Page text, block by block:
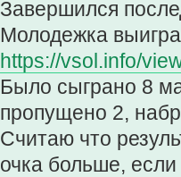
Завершился
Молодежка
https://vsol.info/
Было сыграно 8
пропущено 2,
Считаю что
очка больше,